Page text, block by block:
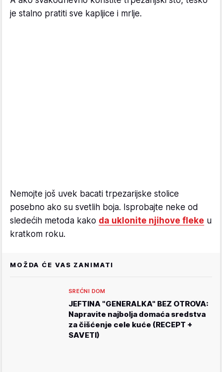
je stalno pratiti sve kapljice i mrlje.
Nemojte još uvek bacati trpezarijske stolice
posebno ako su svetlih boja. Isprobajte neke od
sledećih metoda kako da uklonite njihove fleke u
kratkom roku.
MOŽDA ĆE VAS ZANIMATI
SREĆNI DOM
JEFTINA "GENERALKA" BEZ OTROVA:
Napravite najbolja domaća sredstva
za čišćenje cele kuće (RECEPT +
SAVETI)